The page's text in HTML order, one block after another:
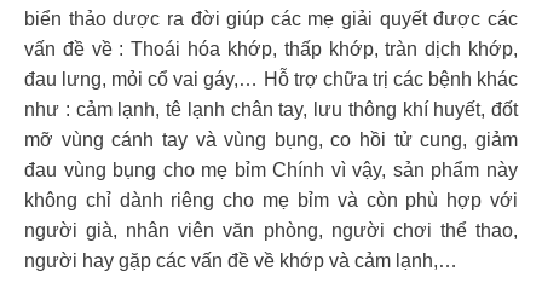
biển thảo dược ra đời giúp các mẹ giải quyết được các
vấn đề về : Thoái hóa khớp, thấp khớp, tràn dịch khớp,
đau lưng, mỏi cổ vai gáy,… Hỗ trợ chữa trị các bệnh khác
như : cảm lạnh, tê lạnh chân tay, lưu thông khí huyết, đốt
mỡ vùng cánh tay và vùng bụng, co hồi tử cung, giảm
đau vùng bụng cho mẹ bỉm Chính vì vậy, sản phẩm này
không chỉ dành riêng cho mẹ bỉm và còn phù hợp với
người già, nhân viên văn phòng, người chơi thể thao,
người hay gặp các vấn đề về khớp và cảm lạnh,…